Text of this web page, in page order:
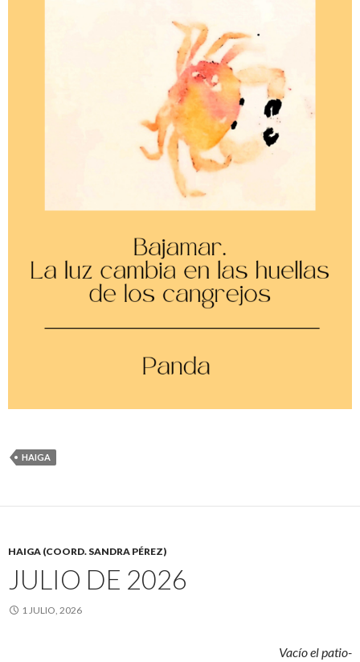
HAIGA
HAIGA (COORD. SANDRA PÉREZ)
JULIO DE 2026
1 JULIO, 2026
Vacío el patio-